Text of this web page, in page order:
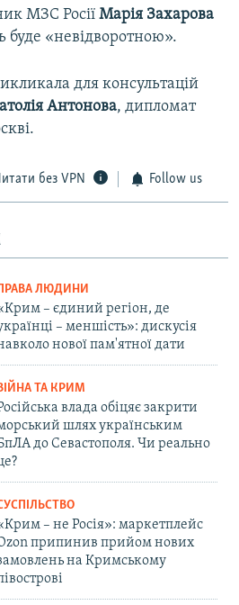
МЗС Росії Марія Захарова
буде «невідворотною».
для консультацій
Антонова, дипломат
без VPN Follow us
ЛЮДИНИ
– єдиний регіон, де
– меншість»: дискусія
нової пам'ятної дати
ТА КРИМ
влада обіцяє закрити
шлях українським
до Севастополя. Чи реально
– не Росія»: маркетплейс
припинив прийом нових
на Кримському